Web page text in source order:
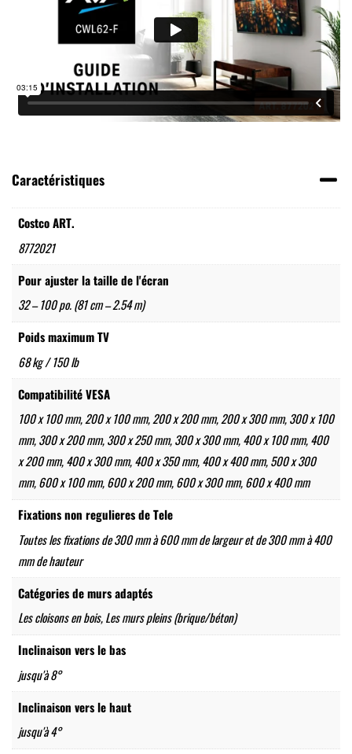
Caractéristiques
Costco ART.
8772021
Pour ajuster la taille de l'écran
32 – 100 po. (81 cm – 2.54 m)
Poids maximum TV
68 kg / 150 lb
Compatibilité VESA
100 x 100 mm, 200 x 100 mm, 200 x 200 mm, 200 x 300 mm, 300 x 100
mm, 300 x 200 mm, 300 x 250 mm, 300 x 300 mm, 400 x 100 mm, 400
x 200 mm, 400 x 300 mm, 400 x 350 mm, 400 x 400 mm, 500 x 300
mm, 600 x 100 mm, 600 x 200 mm, 600 x 300 mm, 600 x 400 mm
Fixations non regulieres de Tele
Toutes les fixations de 300 mm à 600 mm de largeur et de 300 mm à 400
mm de hauteur
Catégories de murs adaptés
Les cloisons en bois, Les murs pleins (brique/béton)
Inclinaison vers le bas
jusqu'à 8°
Inclinaison vers le haut
jusqu'à 4°